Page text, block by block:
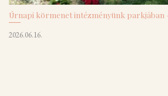
Úrnapi körmenet intézményünk parkjában
2026.06.16.